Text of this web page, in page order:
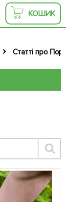
КОШИК
Статті про